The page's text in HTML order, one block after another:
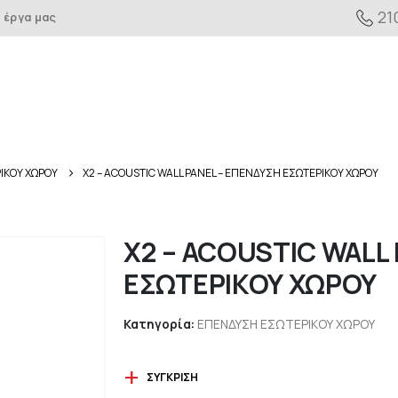
έργα μας
ΧΩΡΟΥ X2 – ACOUSTIC WALL PANEL – ΕΠΕΝΔΥΣΗ ΕΣΩΤΕΡΙΚΟΥ ΧΩΡΟΥ
X2 – ACOUSTIC
ΕΣΩΤΕΡΙΚΟΥ ΧΩΡΟΥ
Κατηγορία: ΕΠΕΝΔΥΣΗ ΕΣΩΤΕΡΙΚΟΥ ΧΩΡΟΥ
ΣΎΓΚΡΙΣΗ